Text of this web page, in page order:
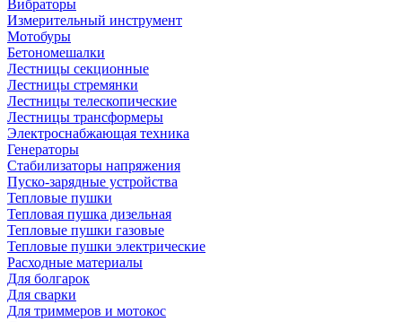
Вибраторы
Измерительный инструмент
Мотобуры
Бетономешалки
Лестницы секционные
Лестницы стремянки
Лестницы телескопические
Лестницы трансформеры
Электроснабжающая техника
Генераторы
Стабилизаторы напряжения
Пуско-зарядные устройства
Тепловые пушки
Тепловая пушка дизельная
Тепловые пушки газовые
Тепловые пушки электрические
Расходные материалы
Для болгарок
Для сварки
Для триммеров и мотокос